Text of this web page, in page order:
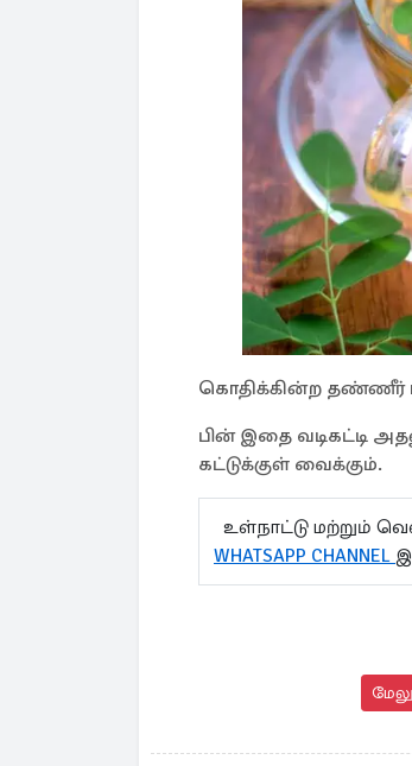
கொதிக்கின்ற தண்ணீர்
பின் இதை வடிகட்டி
கட்டுக்குள் வைக்கும்.
உள்நாட்டு மற்றும்
WHATSAPP CHANNEL